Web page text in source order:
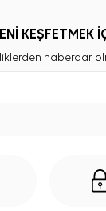
KEŞFETMEK
haberdar